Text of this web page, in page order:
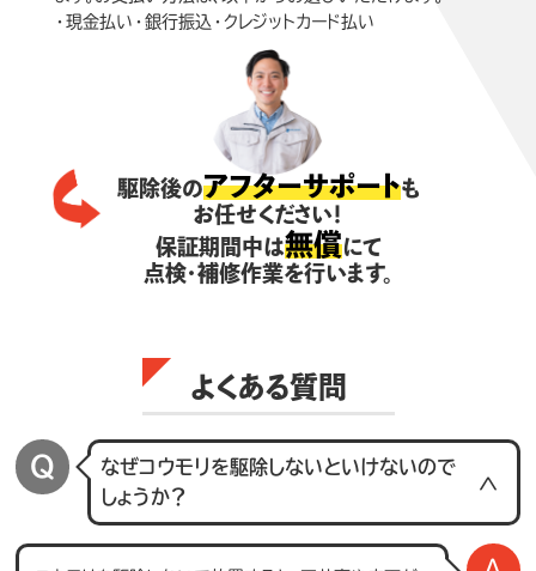
・現金払い・銀行振込・クレジットカード払い
駆除後のアフターサポートも
お任せください！
保証期間中は無償にて
点検・補修作業を行います。
よくある質問
なぜコウモリを駆除しないといけないので
しょうか？